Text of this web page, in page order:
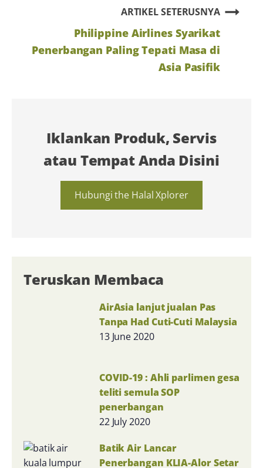
Teruskan Membaca
AirAsia lanjut jualan Pas
Tanpa Had Cuti-Cuti Malaysia
13 June 2020
COVID-19 : Ahli parlimen gesa
teliti semula SOP
penerbangan
22 July 2020
Batik Air Lancar
Penerbangan KLIA-Alor Setar
Iklankan Produk, Servis
atau Tempat Anda Disini
Hubungi the Halal Xplorer
ARTIKEL SETERUSNYA
Philippine Airlines Syarikat
Penerbangan Paling Tepati Masa di
Asia Pasifik